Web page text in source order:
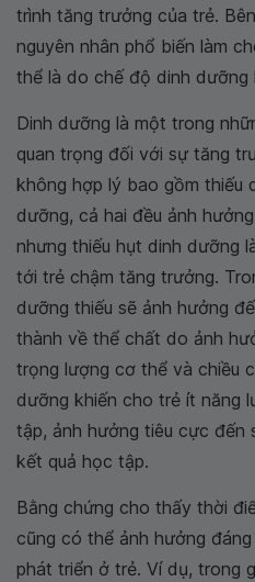
trình tăng trưởng của trẻ.
nguyên nhân phổ biến làm
thể là do chế độ dinh dưỡng
Dinh dưỡng là một trong
quan trọng đối với sự tăng
không hợp lý bao gồm thiếu
dưỡng, cả hai đều ảnh
nhưng thiếu hụt dinh dưỡng
tới trẻ chậm tăng trưởng.
dưỡng thiếu sẽ ảnh hưởng
thành về thể chất do ảnh
trọng lượng cơ thể và chiều
dưỡng khiến cho trẻ ít năng
tập, ảnh hưởng tiêu cực đến
kết quả học tập.
Bằng chứng cho thấy thời
cũng có thể ảnh hưởng
phát triển ở trẻ. Ví dụ, trong